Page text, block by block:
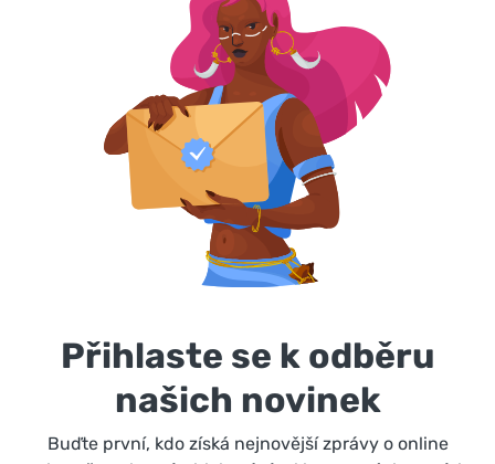
Přihlaste se k odběru
našich novinek
Buďte první, kdo získá nejnovější zprávy o online